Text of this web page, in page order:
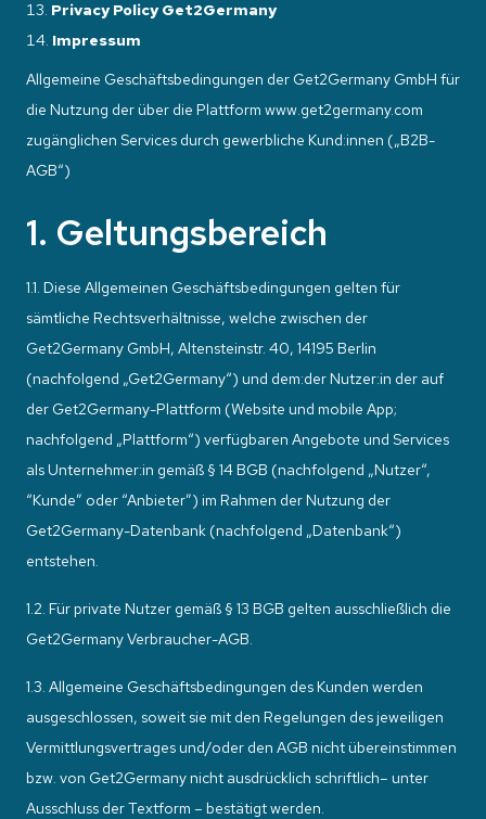
Privacy Policy Get2Germany
Impressum
Allgemeine Geschäftsbedingungen der Get2Germany GmbH für
die Nutzung der über die Plattform www.get2germany.com
zugänglichen Services durch gewerbliche Kund:innen („B2B-
AGB“)
1. Geltungsbereich
1.1. Diese Allgemeinen Geschäftsbedingungen gelten für
sämtliche Rechtsverhältnisse, welche zwischen der
Get2Germany GmbH, Altensteinstr. 40, 14195 Berlin
(nachfolgend „Get2Germany“) und dem:der Nutzer:in der auf
der Get2Germany-Plattform (Website und mobile App;
nachfolgend „Plattform“) verfügbaren Angebote und Services
als Unternehmer:in gemäß § 14 BGB (nachfolgend „Nutzer“,
“Kunde” oder “Anbieter”) im Rahmen der Nutzung der
Get2Germany-Datenbank (nachfolgend „Datenbank“)
entstehen.
1.2. Für private Nutzer gemäß § 13 BGB gelten ausschließlich die
Get2Germany Verbraucher-AGB.
1.3. Allgemeine Geschäftsbedingungen des Kunden werden
ausgeschlossen, soweit sie mit den Regelungen des jeweiligen
Vermittlungsvertrages und/oder den AGB nicht übereinstimmen
bzw. von Get2Germany nicht ausdrücklich schriftlich– unter
Ausschluss der Textform – bestätigt werden.